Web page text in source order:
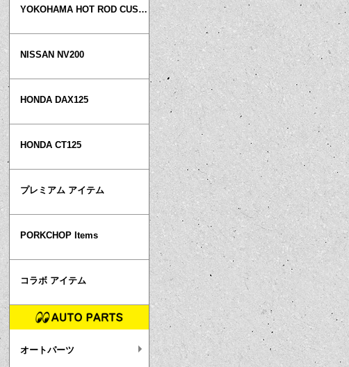
YOKOHAMA HOT ROD CUSTOM SHOW
NISSAN NV200
HONDA DAX125
HONDA CT125
プレミアム アイテム
PORKCHOP Items
コラボ アイテム
オートパーツ